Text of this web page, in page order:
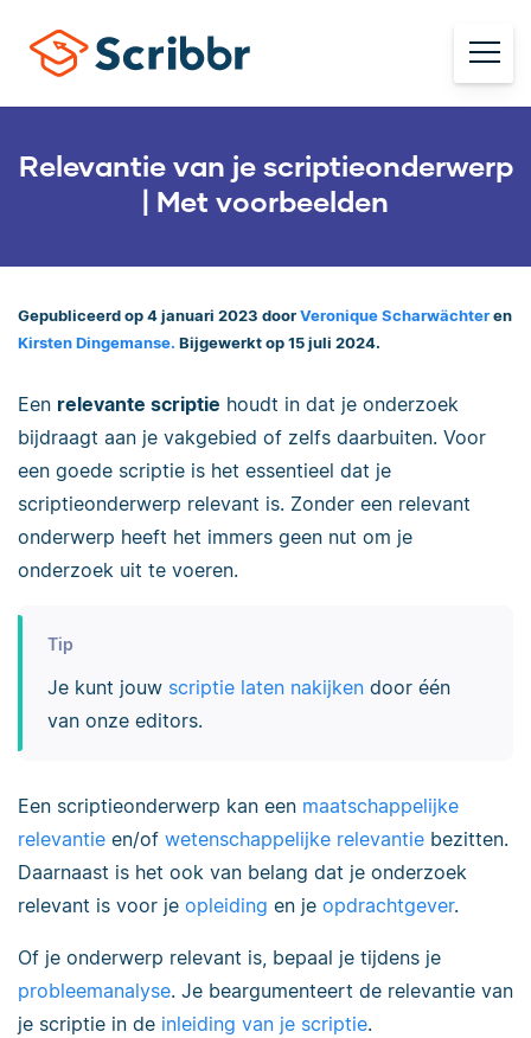
Relevantie van je scriptieonderwerp
| Met voorbeelden
Gepubliceerd op 4 januari 2023 door Veronique Scharwächter en
Kirsten Dingemanse. Bijgewerkt op 15 juli 2024.
Een relevante scriptie houdt in dat je onderzoek
bijdraagt aan je vakgebied of zelfs daarbuiten. Voor
een goede scriptie is het essentieel dat je
scriptieonderwerp relevant is. Zonder een relevant
onderwerp heeft het immers geen nut om je
onderzoek uit te voeren.
Tip
Je kunt jouw scriptie laten nakijkendoor één
van onze editors.
Een scriptieonderwerp kan een maatschappelijke
relevantie en/of wetenschappelijke relevantie bezitten.
Daarnaast is het ook van belang dat je onderzoek
relevant is voor je opleiding en je opdrachtgever.
Of je onderwerp relevant is, bepaal je tijdens je
probleemanalyse. Je beargumenteert de relevantie van
je scriptie in de inleiding van je scriptie.